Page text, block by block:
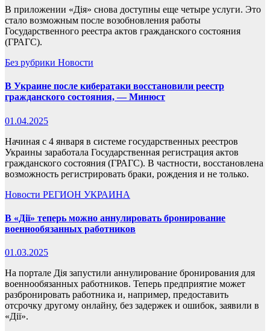
В приложении «Дія» снова доступны еще четыре услуги. Это
стало возможным после возобновления работы
Государственного реестра актов гражданского состояния
(ГРАГС).
Без рубрики Новости
В Украине после кибератаки восстановили реестр
гражданского состояния, — Минюст
01.04.2025
Начиная с 4 января в системе государственных реестров
Украины заработала Государственная регистрация актов
гражданского состояния (ГРАГС). В частности, восстановлена
возможность регистрировать браки, рождения и не только.
Новости РЕГИОН УКРАИНА
В «Дії» теперь можно аннулировать бронирование
военнообязанных работников
01.03.2025
На портале Дія запустили аннулирование бронирования для
военнообязанных работников. Теперь предприятие может
разбронировать работника и, например, предоставить
отсрочку другому онлайну, без задержек и ошибок, заявили в
«Дії».